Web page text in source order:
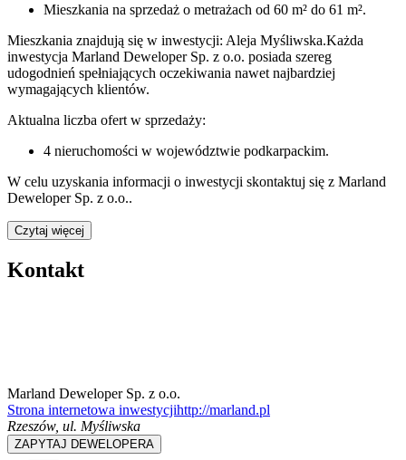
Mieszkania na sprzedaż o metrażach od 60 m² do 61 m².
Mieszkania znajdują się w inwestycji: Aleja Myśliwska.Każda
inwestycja Marland Deweloper Sp. z o.o. posiada szereg
udogodnień spełniających oczekiwania nawet najbardziej
wymagających klientów.
Aktualna liczba ofert w sprzedaży:
4 nieruchomości w województwie podkarpackim.
W celu uzyskania informacji o inwestycji skontaktuj się z Marland
Deweloper Sp. z o.o..
Czytaj więcej
Kontakt
Marland Deweloper Sp. z o.o.
Strona internetowa inwestycjihttp://marland.pl
Rzeszów, ul. Myśliwska
ZAPYTAJ DEWELOPERA